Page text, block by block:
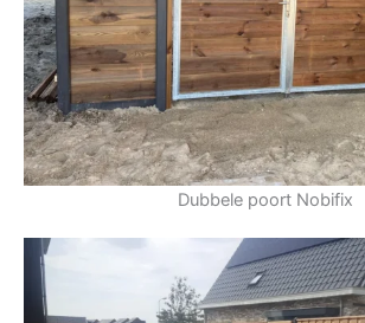
Dubbele poort Nobifix